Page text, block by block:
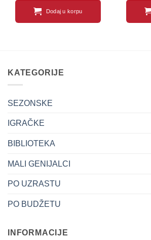
Dodaj u korpu
KATEGORIJE
SEZONSKE
IGRAČKE
BIBLIOTEKA
MALI GENIJALCI
PO UZRASTU
PO BUDŽETU
INFORMACIJE